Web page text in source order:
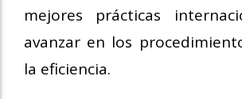
mejores prácticas
avanzar en los
la eficiencia.